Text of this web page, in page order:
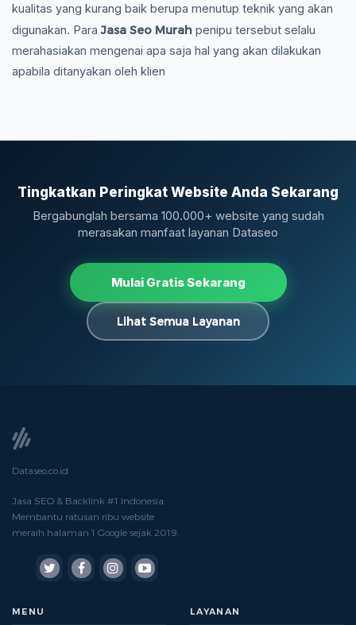
kualitas yang kurang baik berupa menutup teknik yang akan
digunakan. ParaJasa Seo Murah penipu tersebut selalu
merahasiakan mengenai apa saja hal yang akan dilakukan
apabila ditanyakan oleh klien
Tingkatkan Peringkat Website Anda Sekarang
Bergabunglah bersama 100.000+ website yang sudah
merasakan manfaat layanan Dataseo
Mulai Gratis Sekarang
Lihat Semua Layanan
Dataseo.co.id
Jasa SEO & Backlink #1 Indonesia.
Membantu ratusan ribu website
meraih halaman 1 Google sejak 2019.
MENU LAYANAN